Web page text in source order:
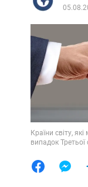
Життя
Лайфхаки
Країни світу,
випадок